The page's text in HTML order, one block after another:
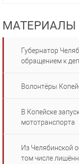
МАТЕРИАЛЫ
Губернатор
обращением к
Волонтёры
В Копейске
мототранспорта
Из Челябинской
том числе